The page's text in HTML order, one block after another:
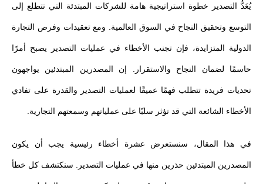
يُعَدُّ التصدير خطوة استراتيجية هامة للشركات المبتدئة التي تتطلع إلى
التوسع وتحقيق النجاح في السوق العالمية. ومع تعقيدات وفرص التجارة
الدولية المتزايدة، فإن تجنب الأخطاء في عمليات التصدير يصبح أمرًا
حاسمًا لضمان النجاح والاستقرار. إن المصدرين المبتدئين يواجهون
تحديات فريدة تتطلب فهمًا عميقًا لعمليات التصدير والقدرة على تفادي
الأخطاء الشائعة التي قد تؤثر سلبًا على عملياتهم وسمعتهم التجارية.
في هذا المقال، سنستعرض عشرة أخطاء رئيسية يجب أن يكون
المصدرين المبتدئين حذرين منها في عمليات التصدير. سنكتشف كل خطأ